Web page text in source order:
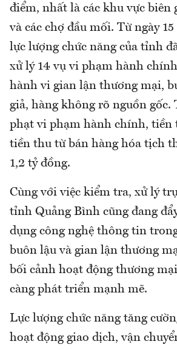
điểm, nhất là các khu vực biên
và các chợ đầu mối. Từ ngày
lực lượng chức năng của tỉnh
xử lý 14 vụ vi phạm hành
hành vi gian lận thương mại,
giả, hàng không rõ nguồn gốc.
phạt vi phạm hành chính, tiền
tiền thu từ bán hàng hóa tịch
1,2 tỷ đồng.
Cùng với việc kiểm tra, xử lý
tỉnh Quảng Bình cũng đang
dụng công nghệ thông tin
buôn lậu và gian lận thương
bối cảnh hoạt động thương
càng phát triển mạnh mẽ.
Lực lượng chức năng tăng
hoạt động giao dịch, vận